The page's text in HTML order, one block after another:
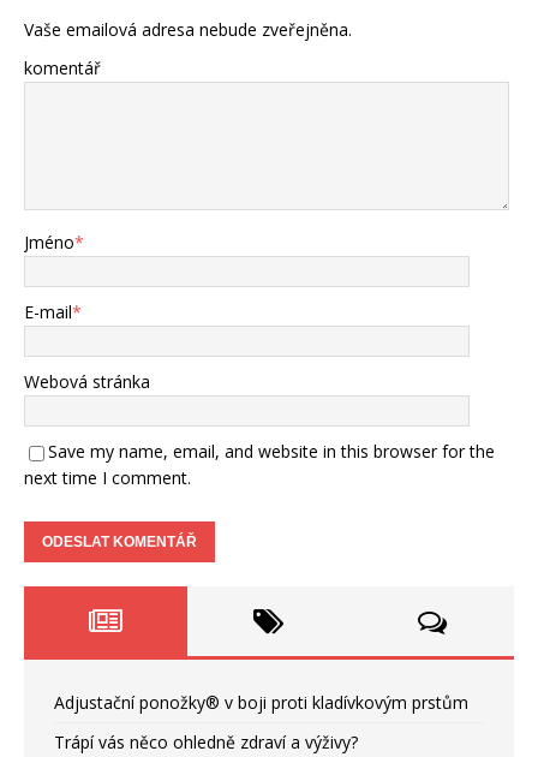
Vaše emailová adresa nebude zveřejněna.
komentář
Jméno*
E-mail*
Webová stránka
Save my name, email, and website in this browser for the
next time I comment.
Adjustační ponožky® v boji proti kladívkovým prstům
Trápí vás něco ohledně zdraví a výživy?